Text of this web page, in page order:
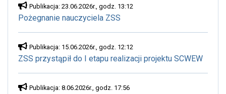
Publikacja: 23.06.2026r., godz. 13:12
Pożegnanie nauczyciela ZSS
Publikacja: 15.06.2026r., godz. 12:12
ZSS przystąpił do I etapu realizacji projektu SCWEW
Publikacja: 8.06.2026r., godz. 17:56